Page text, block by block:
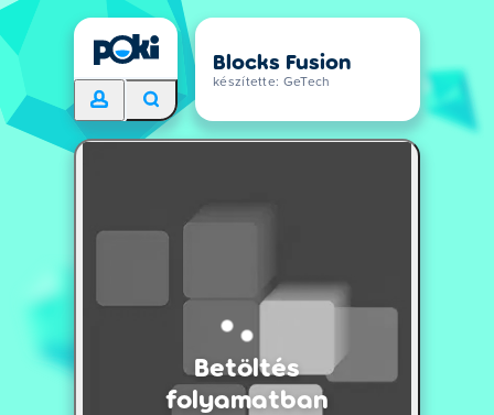
Blocks Fusion
készítette: GeTech
Betöltés
folyamatban